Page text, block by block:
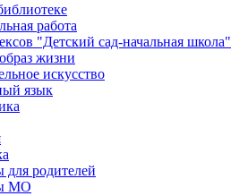
работа
"Детский сад-начальная школа"
жизни
искусство
язык
родителей
МО